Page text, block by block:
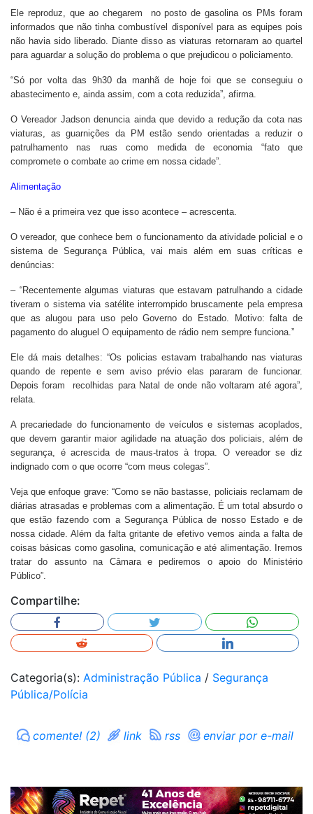
Ele reproduz, que ao chegarem no posto de gasolina os PMs foram
informados que não tinha combustível disponível para as equipes pois
não havia sido liberado. Diante disso as viaturas retornaram ao quartel
para aguardar a solução do problema o que prejudicou o policiamento.
“Só por volta das 9h30 da manhã de hoje foi que se conseguiu o
abastecimento e, ainda assim, com a cota reduzida”, afirma.
O Vereador Jadson denuncia ainda que devido a redução da cota nas
viaturas, as guarnições da PM estão sendo orientadas a reduzir o
patrulhamento nas ruas como medida de economia “fato que
compromete o combate ao crime em nossa cidade”.
Alimentação
– Não é a primeira vez que isso acontece – acrescenta.
O vereador, que conhece bem o funcionamento da atividade policial e o
sistema de Segurança Pública, vai mais além em suas críticas e
denúncias:
– “Recentemente algumas viaturas que estavam patrulhando a cidade
tiveram o sistema via satélite interrompido bruscamente pela empresa
que as alugou para uso pelo Governo do Estado. Motivo: falta de
pagamento do aluguel O equipamento de rádio nem sempre funciona.”
Ele dá mais detalhes: “Os policias estavam trabalhando nas viaturas
quando de repente e sem aviso prévio elas pararam de funcionar.
Depois foram recolhidas para Natal de onde não voltaram até agora”,
relata.
A precariedade do funcionamento de veículos e sistemas acoplados,
que devem garantir maior agilidade na atuação dos policiais, além de
segurança, é acrescida de maus-tratos à tropa. O vereador se diz
indignado com o que ocorre “com meus colegas”.
Veja que enfoque grave: “Como se não bastasse, policiais reclamam de
diárias atrasadas e problemas com a alimentação. É um total absurdo o
que estão fazendo com a Segurança Pública de nosso Estado e de
nossa cidade. Além da falta gritante de efetivo vemos ainda a falta de
coisas básicas como gasolina, comunicação e até alimentação. Iremos
tratar do assunto na Câmara e pediremos o apoio do Ministério
Público”.
Compartilhe:
Categoria(s): Administração Pública / Segurança
Pública/Polícia
comente! (2) link rss enviar por e-mail